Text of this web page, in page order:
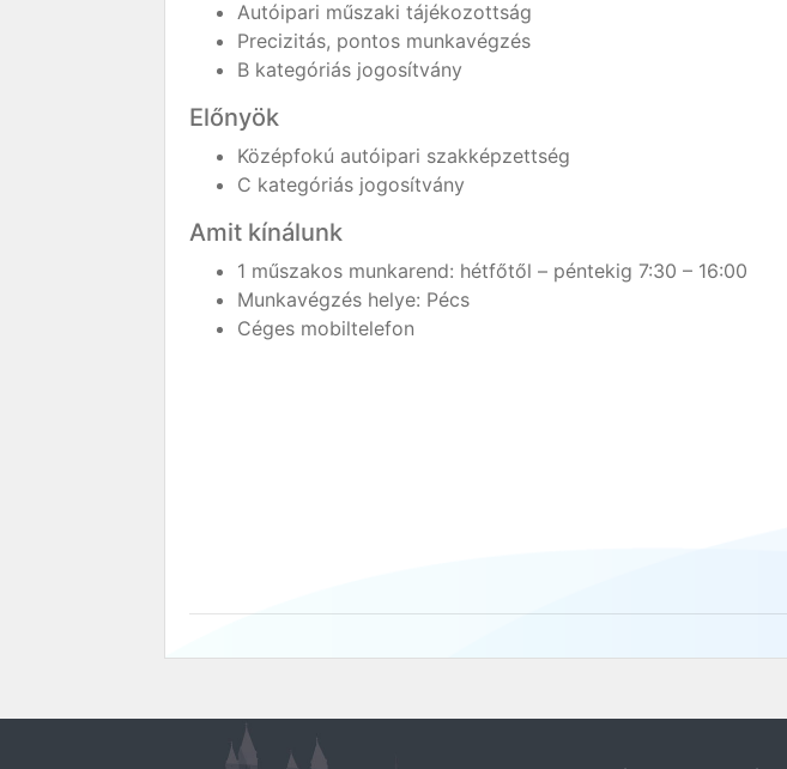
Autóipari műszaki tájékozottság
Precizitás, pontos munkavégzés
B kategóriás jogosítvány
Előnyök
Középfokú autóipari szakképzettség
C kategóriás jogosítvány
Amit kínálunk
1 műszakos munkarend: hétfőtől – péntekig 7:30 – 16:00
Munkavégzés helye: Pécs
Céges mobiltelefon